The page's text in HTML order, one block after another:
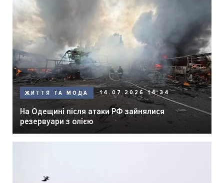
ЖИТТЯ ТА МОДА 14.07.2026 14:34
На Одещині після атаки РФ зайнялися
резервуари з олією